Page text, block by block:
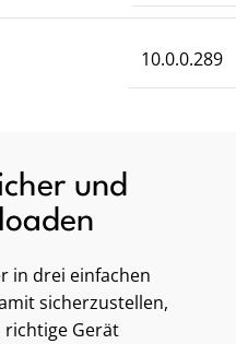
10.0.0.289
und
in drei einfachen
sicherzustellen,
richtige Gerät